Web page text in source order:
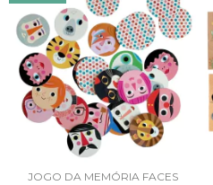
JOGO DA MEMÓRIA FACES